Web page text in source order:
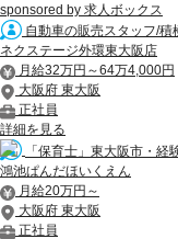
sponsored by 求人ボックス
自動車の販売スタッフ/
ネクステージ外環東大阪店
月給32万円～64万4,000円
大阪府 東大阪
正社員
詳細を見る
「保育士」東大阪市・
鴻池ぱんだほいくえん
月給20万円～
大阪府 東大阪
正社員